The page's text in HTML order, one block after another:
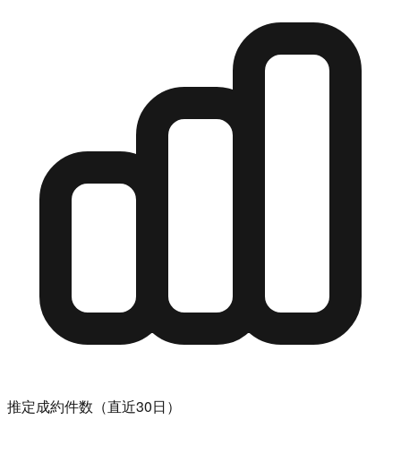
推定成約件数（直近30日）